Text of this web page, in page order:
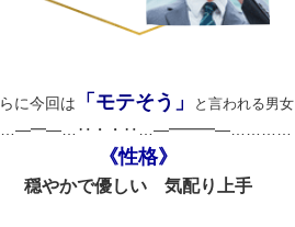
に今回は 「モテそう」 と言われる男女
・・‥…―━━━―…………
《性格》
穏やかで優しい 気配り上手